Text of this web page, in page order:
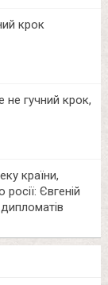
крок
не гучний крок,
країни,
Євгеній